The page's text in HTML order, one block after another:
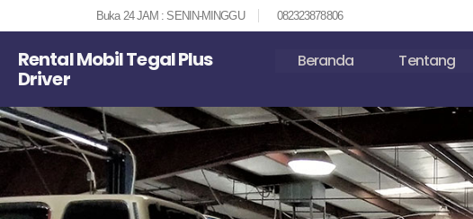
Buka 24 JAM : SENIN-MINGGU 082323878806
Rental Mobil Tegal Plus
Driver
Beranda Tentang